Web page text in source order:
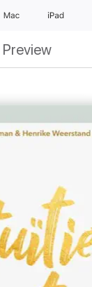
Mac iPad
Preview